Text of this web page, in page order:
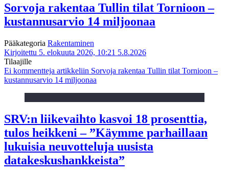
Sorvoja rakentaa Tullin tilat Tornioon –
kustannusarvio 14 miljoonaa
Pääkategoria Rakentaminen
Kirjoitettu 5. elokuuta 2026, 10:21 5.8.2026
Tilaajille
Ei kommentteja artikkeliin Sorvoja rakentaa Tullin tilat Tornioon –
kustannusarvio 14 miljoonaa
SRV:n liikevaihto kasvoi 18 prosenttia,
tulos heikkeni – ”Käymme parhaillaan
lukuisia neuvotteluja uusista
datakeskushankkeista”